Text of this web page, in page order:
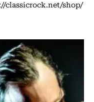
classicrock.net/shop/